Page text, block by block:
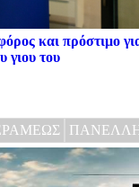
και πρόστιμο
γιου του